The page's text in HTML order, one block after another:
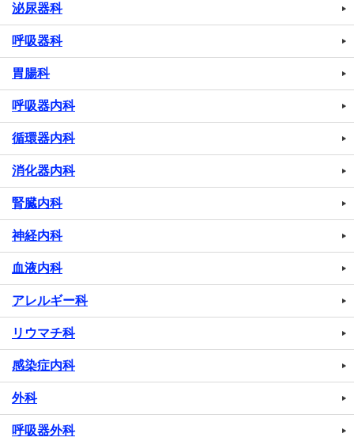
泌尿器科
呼吸器科
胃腸科
呼吸器内科
循環器内科
消化器内科
腎臓内科
神経内科
血液内科
アレルギー科
リウマチ科
感染症内科
外科
呼吸器外科